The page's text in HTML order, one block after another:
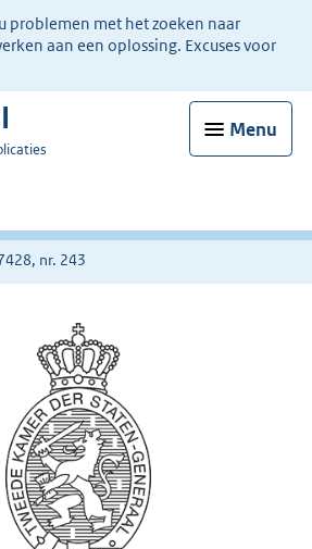
problemen met het zoeken naar
aan een oplossing. Excuses voor
Menu
nr. 243